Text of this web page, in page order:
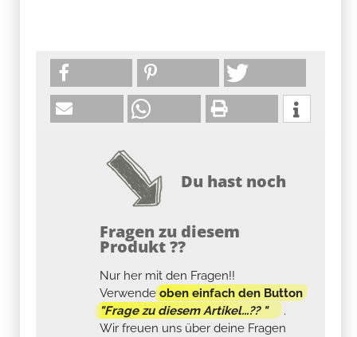
Du hast noch
Fragen zu diesem
Produkt ??
Nur her mit den Fragen!!
Verwendeoben einfach den Button
"Frage zu diesem Artikel...?? "
.
Wir freuen uns über deine Fragen